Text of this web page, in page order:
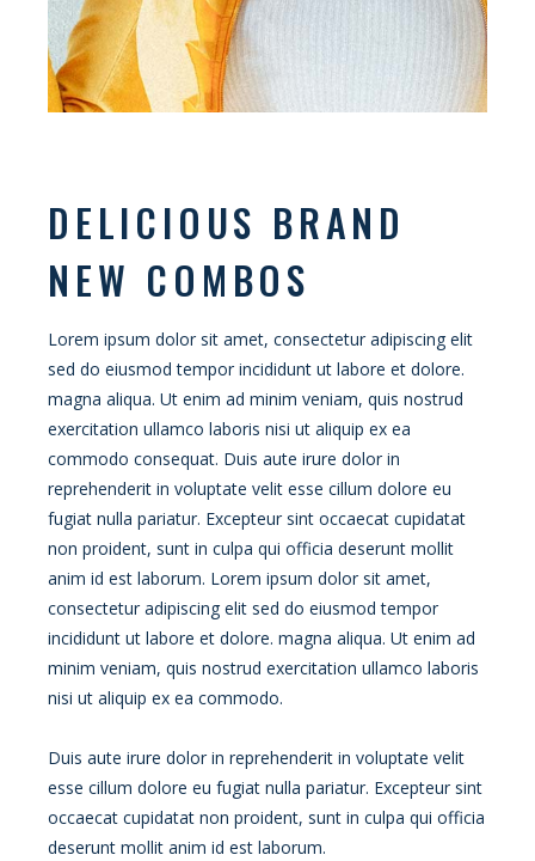
DELICIOUS BRAND
NEW COMBOS
Lorem ipsum dolor sit amet, consectetur adipiscing elit
sed do eiusmod tempor incididunt ut labore et dolore.
magna aliqua. Ut enim ad minim veniam, quis nostrud
exercitation ullamco laboris nisi ut aliquip ex ea
commodo consequat. Duis aute irure dolor in
reprehenderit in voluptate velit esse cillum dolore eu
fugiat nulla pariatur. Excepteur sint occaecat cupidatat
non proident, sunt in culpa qui officia deserunt mollit
anim id est laborum. Lorem ipsum dolor sit amet,
consectetur adipiscing elit sed do eiusmod tempor
incididunt ut labore et dolore. magna aliqua. Ut enim ad
minim veniam, quis nostrud exercitation ullamco laboris
nisi ut aliquip ex ea commodo.
Duis aute irure dolor in reprehenderit in voluptate velit
esse cillum dolore eu fugiat nulla pariatur. Excepteur sint
occaecat cupidatat non proident, sunt in culpa qui officia
deserunt mollit anim id est laborum.